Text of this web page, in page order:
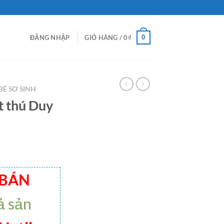
ĐĂNG NHẬP GIỎ HÀNG /0₫ 0
SƠ SINH
thú Duy
sản